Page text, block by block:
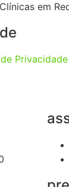
em
Privacidade